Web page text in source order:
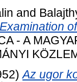
and
- A
Az ugor